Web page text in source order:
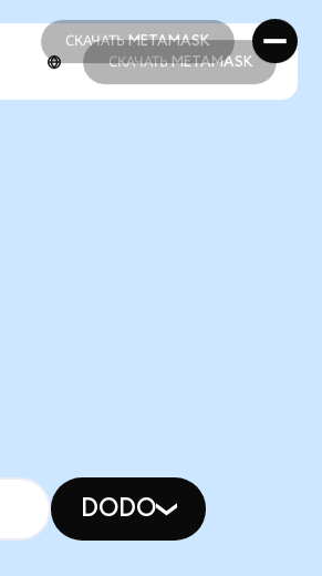
СКАЧАТЬ METAMASK
СКАЧАТЬ METAMASK
СКАЧАТЬ METAMASK
DODO